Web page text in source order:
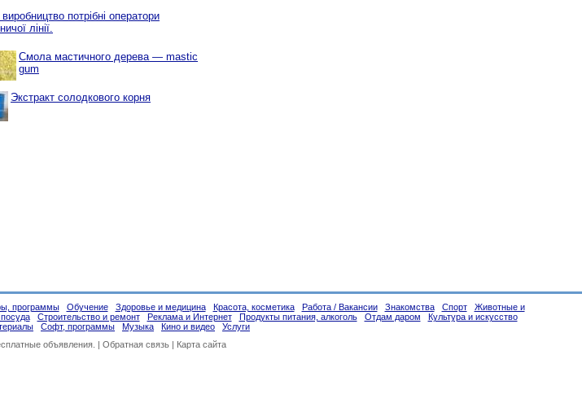
потрібні оператори
лінії.
Смола мастичного дерева — mastic
gum
Экстракт солодкового корня
программы Обучение Здоровье и медицина Красота, косметика Работа / Вакансии Знакомства Спорт
Животные и
Строительство и ремонт Реклама и Интернет Продукты питания, алкоголь Отдам даром
Культура и искусство
Софт, программы Музыка Кино и видео
Услуги
объявления. | Обратная связь| Карта сайта